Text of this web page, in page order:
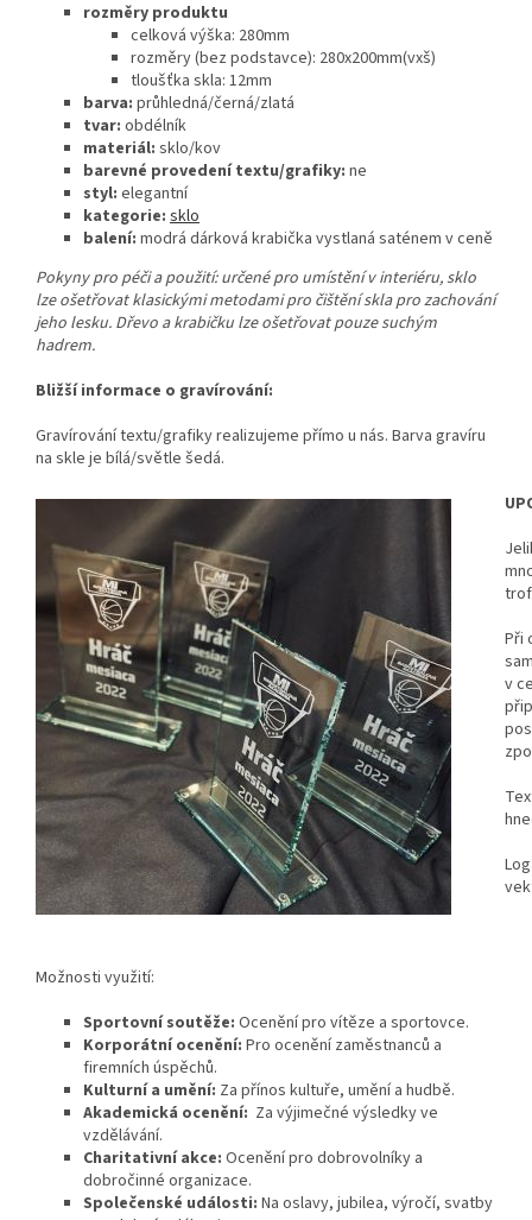
rozměry produktu
celková výška: 280mm
rozměry (bez podstavce): 280x200mm(vxš)
tloušťka skla: 12mm
barva: průhledná/černá/zlatá
tvar: obdélník
materiál: sklo/kov
barevné provedení textu/grafiky: ne
styl: elegantní
kategorie: sklo
balení: modrá dárková krabička vystlaná saténem v ceně
Pokyny pro péči a použití: určené pro umístění v interiéru, sklo
lze ošetřovat klasickými metodami pro čištění skla pro zachování
jeho lesku. Dřevo a krabičku lze ošetřovat pouze suchým
hadrem.
Bližší informace o gravírování:
Gravírování textu/grafiky realizujeme přímo u nás. Barva gravíru
na skle je bílá/světle šedá.
Při
v
Možnosti využití:
Sportovní soutěže: Ocenění pro vítěze a sportovce.
Korporátní ocenění: Pro ocenění zaměstnanců a
firemních úspěchů.
Kulturní a umění: Za přínos kultuře, umění a hudbě.
Akademická ocenění: Za výjimečné výsledky ve
vzdělávání.
Charitativní akce: Ocenění pro dobrovolníky a
dobročinné organizace.
Společenské události: Na oslavy, jubilea, výročí, svatby